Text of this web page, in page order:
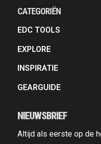
CATEGORIËN
EDC TOOLS
EXPLORE
INSPIRATIE
GEARGUIDE
NIEUWSBRIEF
Altijd als eerste op de